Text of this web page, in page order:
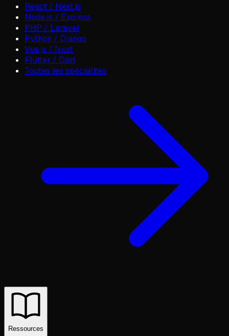
React / Next.js
Node.js / Express
PHP / Laravel
Python / Django
Vue.js / Nuxt
Flutter / Dart
Toutes les spécialités
Ressources